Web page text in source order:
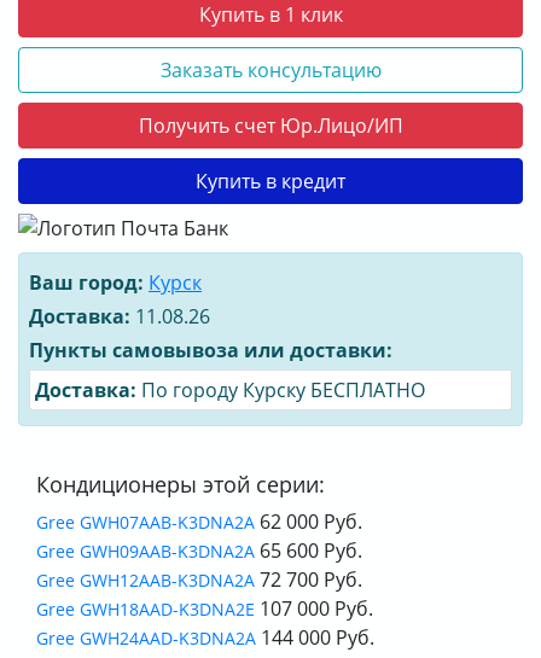
Купить в 1 клик
Заказать консультацию
Получить счет Юр.Лицо/ИП
Купить в кредит
Ваш город: Курск
Доставка: 11.08.26
Пункты самовывоза или доставки:
Доставка: По городу Курску БЕСПЛАТНО
Кондиционеры этой серии:
Gree GWH07AAB-K3DNA2A 62 000 Руб.
Gree GWH09AAB-K3DNA2A 65 600 Руб.
Gree GWH12AAB-K3DNA2A 72 700 Руб.
Gree GWH18AAD-K3DNA2E 107 000 Руб.
Gree GWH24AAD-K3DNA2A 144 000 Руб.